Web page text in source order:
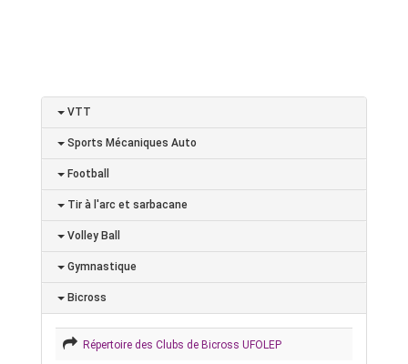
VTT
Sports Mécaniques Auto
Football
Tir à l'arc et sarbacane
Volley Ball
Gymnastique
Bicross
Répertoire des Clubs de Bicross UFOLEP